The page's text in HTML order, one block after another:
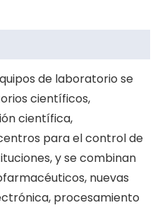
con bandejas.
según el peso y
Por supuesto, también
de laboratorio se